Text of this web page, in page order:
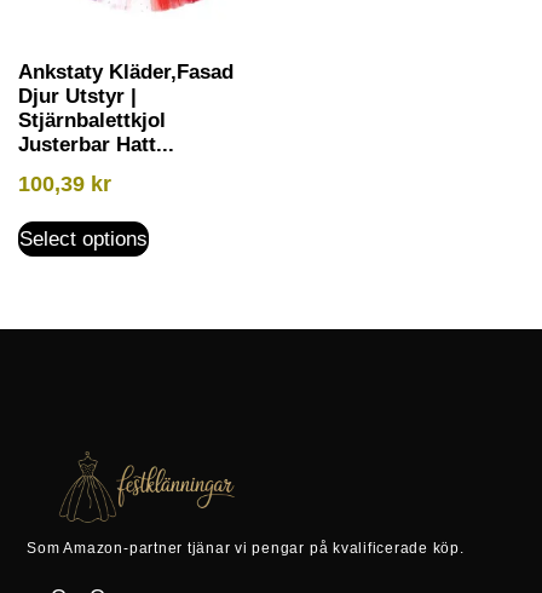
Ankstaty Kläder,Fasad
Djur Utstyr |
Stjärnbalettkjol
Justerbar Hatt...
100,39 kr
Select options
Som Amazon-partner tjänar vi pengar på kvalificerade köp.